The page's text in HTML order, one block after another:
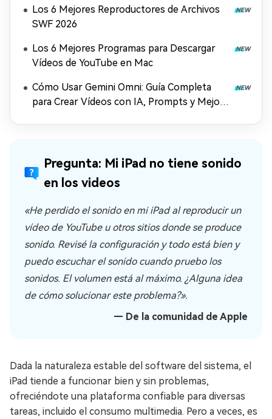
Los 6 Mejores Reproductores de Archivos
SWF 2026
Los 6 Mejores Programas para Descargar
Vídeos de YouTube en Mac
Cómo Usar Gemini Omni: Guía Completa
para Crear Vídeos con IA, Prompts y Mejora
Pregunta: Mi iPad no tiene sonido
en los videos
«He perdido el sonido en mi iPad al reproducir un
vídeo de YouTube u otros sitios donde se produce
sonido. Revisé la configuración y todo está bien y
puedo escuchar el sonido cuando pruebo los
sonidos. El volumen está al máximo. ¿Alguna idea
de cómo solucionar este problema?».
— De la comunidad de Apple
Dada la naturaleza estable del software del sistema, el
iPad tiende a funcionar bien y sin problemas,
ofreciéndote una plataforma confiable para diversas
tareas, incluido el consumo multimedia. Pero a veces, es